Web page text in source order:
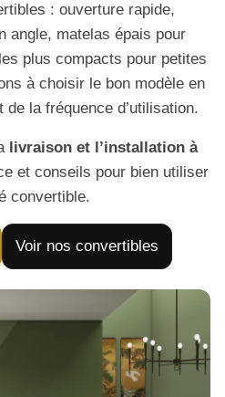
: ouverture rapide,
angle, matelas épais pour
plus compacts pour petites
à choisir le bon modèle en
la fréquence d’utilisation.
livraison et l’installation à
et conseils pour bien utiliser
convertible.
Voir nos convertibles